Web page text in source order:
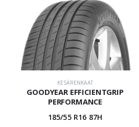
KESÄRENKAAT
GOODYEAR EFFICIENTGRIP
PERFORMANCE
185/55 R16 87H